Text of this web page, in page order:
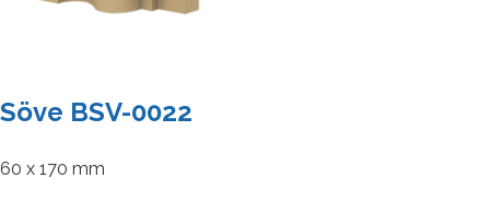
Söve BSV-0022
60 x 170 mm